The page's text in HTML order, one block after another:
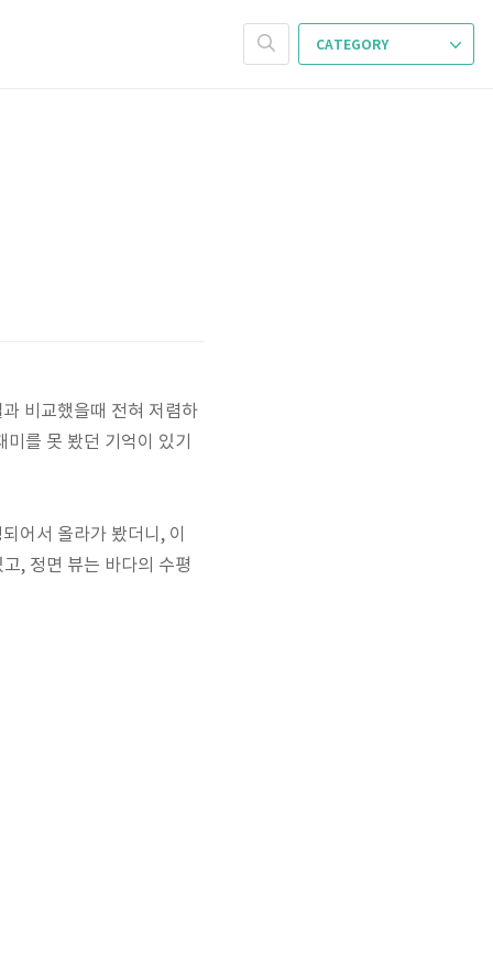
CATEGORY
비교했을때 전혀 저렴하
를 못 봤던 기억이 있기
어서 올라가 봤더니, 이
, 정면 뷰는 바다의 수평